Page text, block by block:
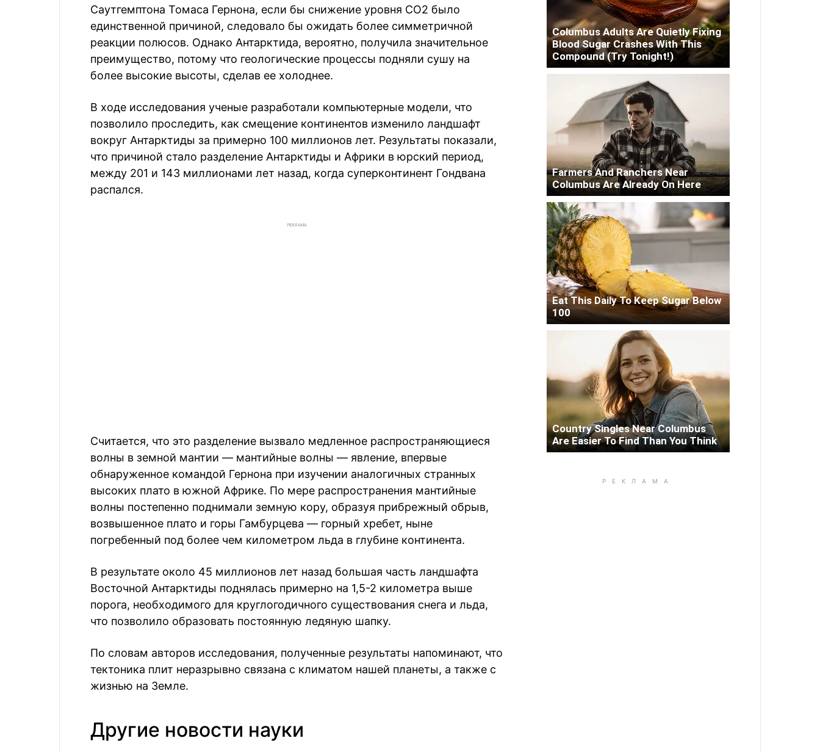
Саутгемптона Томаса Гернона, если бы снижение уровня CO2 было
единственной причиной, следовало бы ожидать более симметричной
реакции полюсов. Однако Антарктида, вероятно, получила значительное
преимущество, потому что геологические процессы подняли сушу на
более высокие высоты, сделав ее холоднее.
В ходе исследования ученые разработали компьютерные модели, что
позволило проследить, как смещение континентов изменило ландшафт
вокруг Антарктиды за примерно 100 миллионов лет. Результаты показали,
что причиной стало разделение Антарктиды и Африки в юрский период,
между 201 и 143 миллионами лет назад, когда суперконтинент Гондвана
распался.
РЕКЛАМА
Считается, что это разделение вызвало медленное распространяющиеся
волны в земной мантии — мантийные волны — явление, впервые
обнаруженное командой Гернона при изучении аналогичных странных
высоких плато в южной Африке. По мере распространения мантийные
волны постепенно поднимали земную кору, образуя прибрежный обрыв,
возвышенное плато и горы Гамбурцева — горный хребет, ныне
погребенный под более чем километром льда в глубине континента.
В результате около 45 миллионов лет назад большая часть ландшафта
Восточной Антарктиды поднялась примерно на 1,5-2 километра выше
порога, необходимого для круглогодичного существования снега и льда,
что позволило образовать постоянную ледяную шапку.
По словам авторов исследования, полученные результаты напоминают, что
тектоника плит неразрывно связана с климатом нашей планеты, а также с
жизнью на Земле.
Другие новости науки